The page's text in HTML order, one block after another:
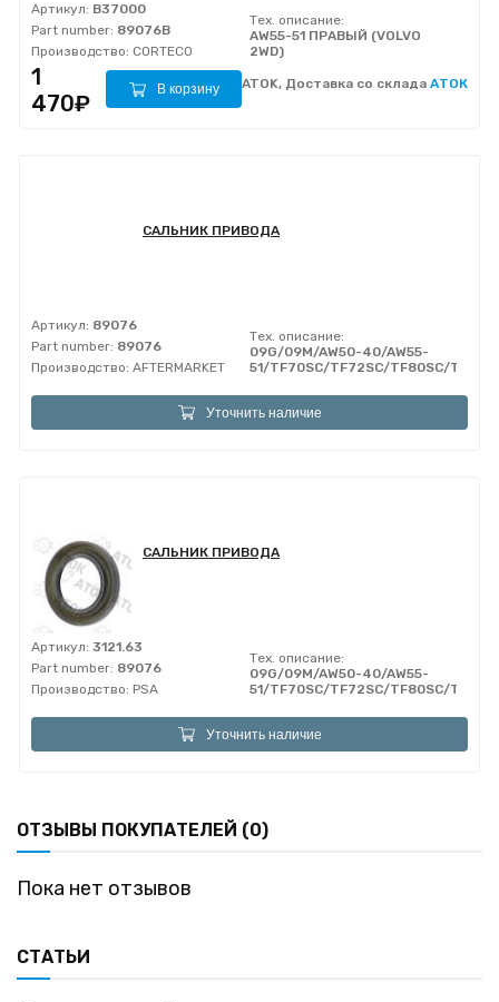
Артикул: B37000
Part number: 89076B
Производство: CORTECO
Тех. описание:
AW55-51 ПРАВЫЙ (VOLVO
2WD)
1
470₽
В корзину ATOK, Доставка со склада АТОК
САЛЬНИК ПРИВОДА
Артикул: 89076
Part number: 89076
Производство: AFTERMARKET
Тех. описание:
09G/09M/AW50-40/AW55-
51/TF70SC/TF72SC/TF80SC/
Уточнить наличие
САЛЬНИК ПРИВОДА
Артикул: 3121.63
Part number: 89076
Производство: PSA
Тех. описание:
09G/09M/AW50-40/AW55-
51/TF70SC/TF72SC/TF80SC/
Уточнить наличие
ОТЗЫВЫ ПОКУПАТЕЛЕЙ (0)
Пока нет отзывов
СТАТЬИ